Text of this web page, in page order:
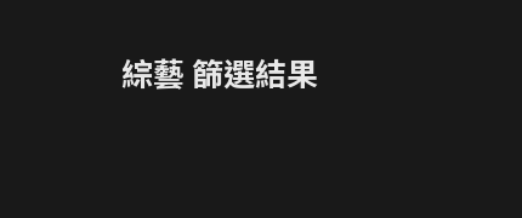
綜藝 篩選結果